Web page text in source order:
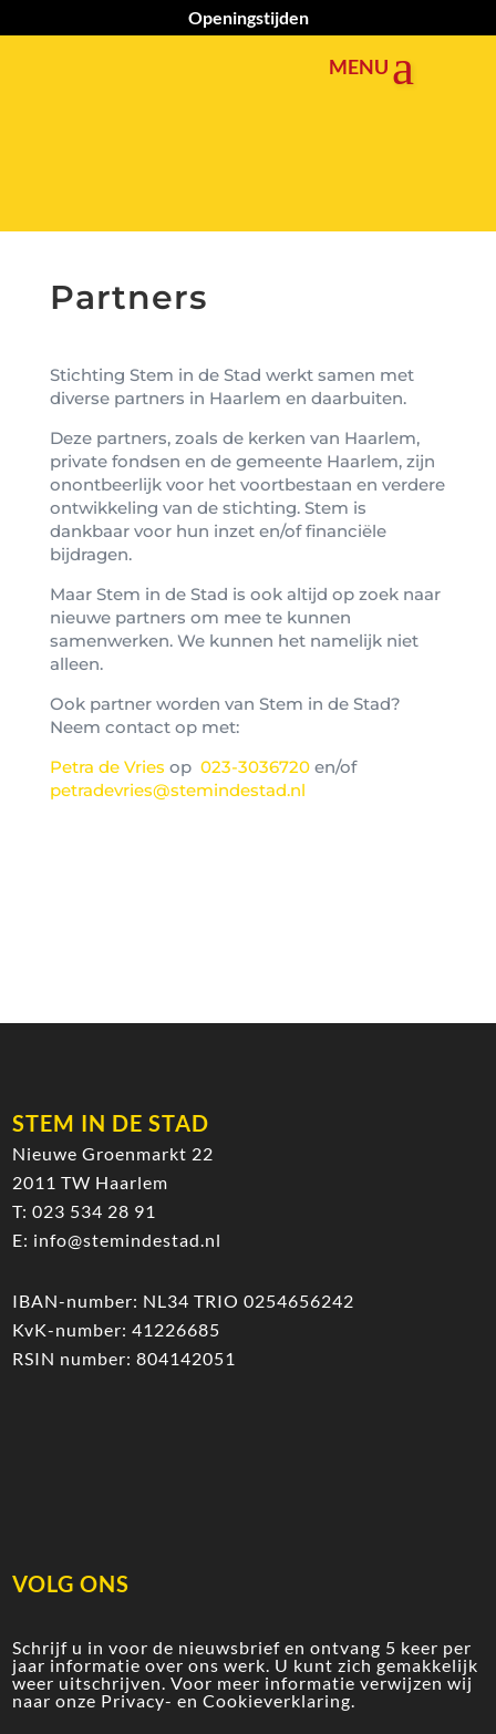
Openingstijden
Partners
Stichting Stem in de Stad werkt samen met
diverse partners in Haarlem en daarbuiten.
Deze partners, zoals de kerken van Haarlem,
private fondsen en de gemeente Haarlem, zijn
onontbeerlijk voor het voortbestaan en verdere
ontwikkeling van de stichting. Stem is
dankbaar voor hun inzet en/of financiële
bijdragen.
Maar Stem in de Stad is ook altijd op zoek naar
nieuwe partners om mee te kunnen
samenwerken. We kunnen het namelijk niet
alleen.
Ook partner worden van Stem in de Stad?
Neem contact op met:
Petra de Vries op 023-3036720en/of
petradevries@stemindestad.nl
STEM IN DE STAD
Nieuwe Groenmarkt 22
2011 TW Haarlem
T:023 534 28 91
E: info@stemindestad.nl
IBAN-number: NL34 TRIO 0254656242
KvK-number: 41226685
RSIN number: 804142051
VOLG ONS
Schrijf u in voor de nieuwsbrief en ontvang 5 keer per
jaar informatie over ons werk. U kunt zich gemakkelijk
weer uitschrijven. Voor meer informatie verwijzen wij
naar onze Privacy- en Cookieverklaring.